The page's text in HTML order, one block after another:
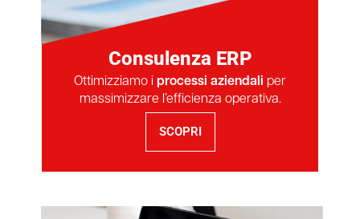
Consulenza ERP
Ottimizziamo i processi aziendali per
massimizzare l’efficienza operativa.
SCOPRI